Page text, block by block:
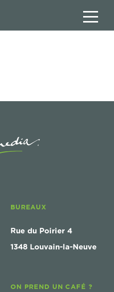
BUREAUX
Rue du Poirier 4
1348 Louvain-la-Neuve
ON PREND UN CAFÉ ?